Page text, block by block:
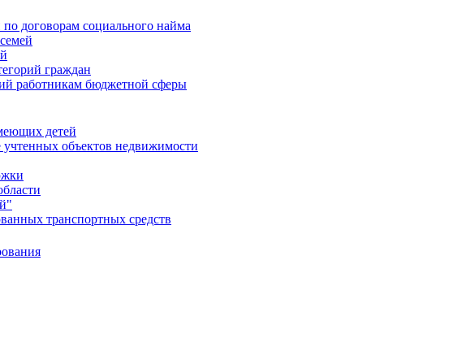
договорам социального найма
граждан
работникам бюджетной сферы
детей
учтенных объектов недвижимости
транспортных средств